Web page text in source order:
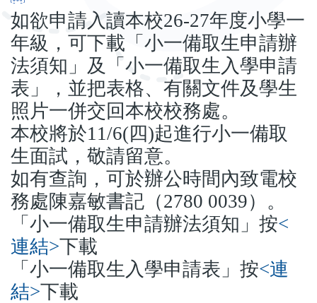
如欲申請入讀本校26-27年度小學一
年級，可下載「小一備取生申請辦
法須知」及「小一備取生入學申請
表」，並把表格、有關文件及學生
照片一併交回本校校務處。
本校將於11/6(四)起進行小一備取
生面試，敬請留意。
如有查詢，可於辦公時間內致電校
務處陳嘉敏書記（2780 0039）。
「小一備取生申請辦法須知」按<
連結>下載
「小一備取生入學申請表」按<連
結>下載